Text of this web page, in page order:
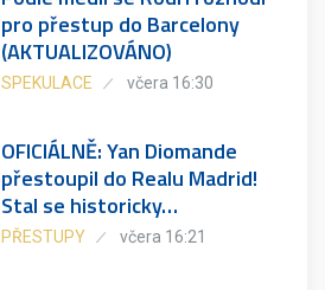
pro přestup do Barcelony
(AKTUALIZOVÁNO)
SPEKULACE včera 16:30
OFICIÁLNĚ: Yan Diomande
přestoupil do Realu Madrid!
Stal se historicky…
PŘESTUPY včera 16:21